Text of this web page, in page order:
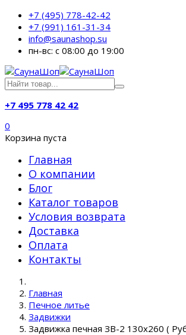
+7 (495) 778-42-42
+7 (991) 161-31-34
info@saunashop.su
пн-вс: с 08:00 до 19:00
+7 495 778 42 42
0
Корзина пуста
Главная
О компании
Блог
Каталог товаров
Условия возврата
Доставка
Оплата
Контакты
Главная
Печное литье
Задвижки
Задвижка печная ЗВ-2 130х260 (